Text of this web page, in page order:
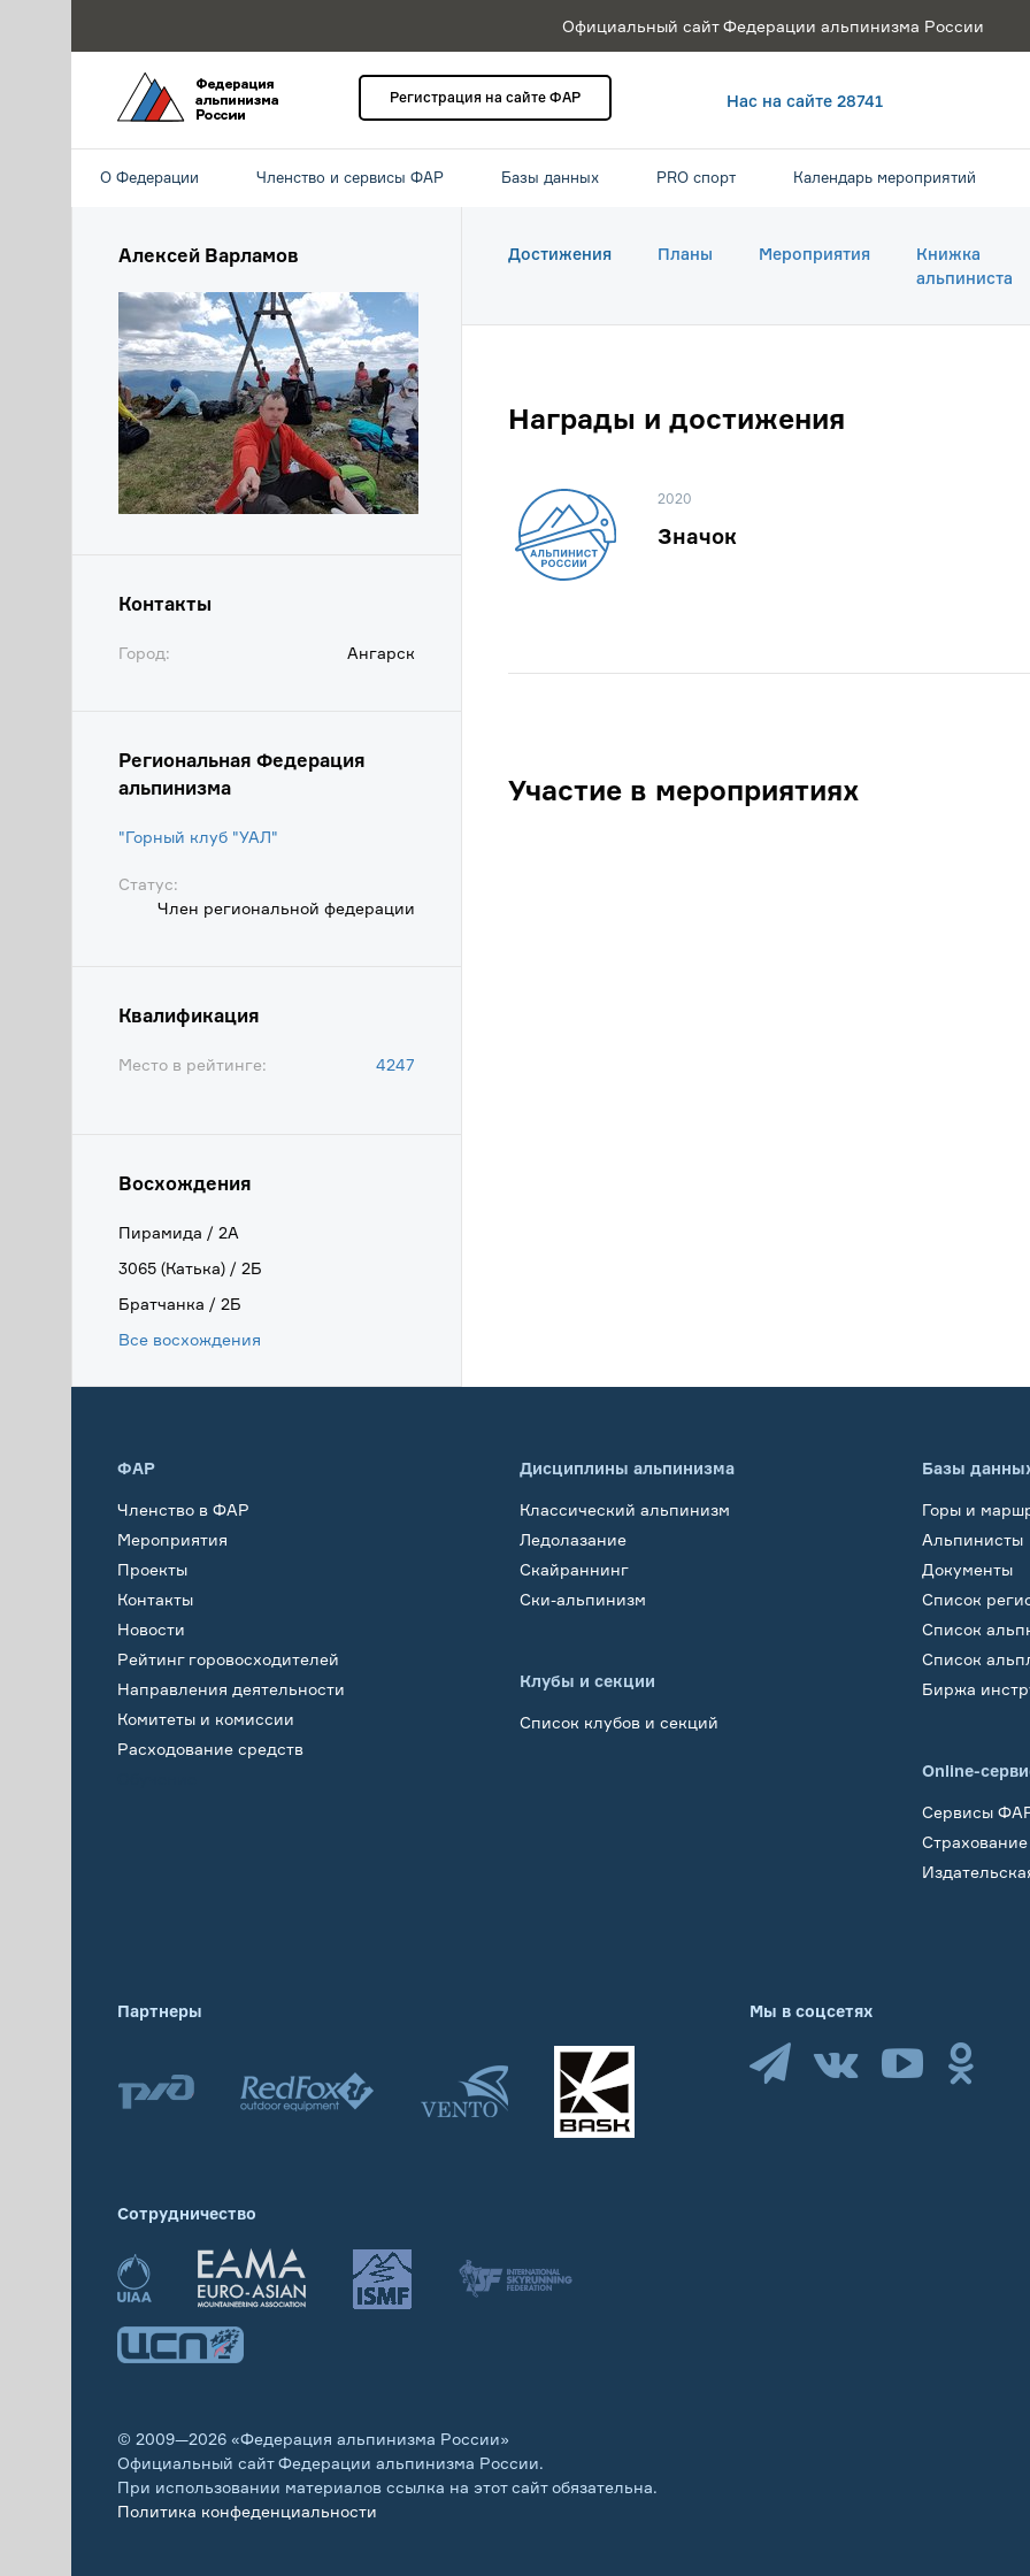
Официальный сайт Федерации альпинизма России
Регистрация на сайте ФАР Нас на сайте 28741
О Федерации Членство и сервисы ФАР Базы данных PRO спорт Календарь мероприятий
Алексей Варламов
Контакты
Город: Ангарск
Региональная Федерация
альпинизма
"Горный клуб "УАЛ"
Статус:
Член региональной федерации
Квалификация
Место в рейтинге: 4247
Восхождения
Пирамида / 2А
3065 (Катька) / 2Б
Братчанка / 2Б
Все восхождения
Достижения Планы Мероприятия
Книжка
альпиниста
Награды и достижения
2020
Значок
Участие в мероприятиях
ФАР
Членство в ФАР
Мероприятия
Проекты
Контакты
Новости
Рейтинг горовосходителей
Направления деятельности
Комитеты и комиссии
Расходование средств
Дисциплины альпинизма
Классический альпинизм
Ледолазание
Скайраннинг
Ски-альпинизм
Клубы и секции
Список клубов и секций
Базы
Горы и
Альпинисты
Документы
Список
Список
Список
Биржа
Online-
Сервисы
Страхование
Партнеры
Сотрудничество
© 2009—2026 «Федерация альпинизма России»
Официальный сайт Федерации альпинизма России.
При использовании материалов ссылка на этот сайт обязательна.
Политика конфеденциальности
Мы в соцсетях